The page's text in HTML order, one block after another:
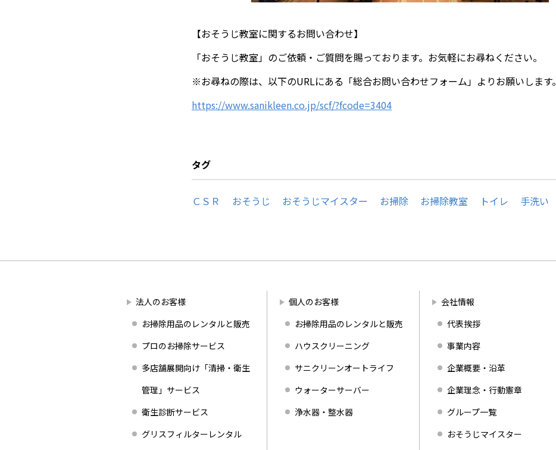
【おそうじ教室に関するお問い合わせ】
「おそうじ教室」のご依頼・ご質問を賜っております。お気軽にお尋ねください。
※お尋ねの際は、以下のURLにある「総合お問い合わせフォーム」よりお願いします。
https://www.sanikleen.co.jp/scf/?fcode=3404
タグ
ＣＳＲ おそうじ おそうじマイスター お掃除 お掃除教室 トイレ 手洗い
法人のお客様
お掃除用品のレンタルと販売
プロのお掃除サービス
多店舗展開向け「清掃・衛生
管理」サービス
衛生診断サービス
グリスフィルターレンタル
個人のお客様
お掃除用品のレンタルと販売
ハウスクリーニング
サニクリーンオートライフ
ウォーターサーバー
浄水器・整水器
会社情報
代表挨拶
事業内容
企業概要・沿革
企業理念・行動憲章
グループ一覧
おそうじマイスター